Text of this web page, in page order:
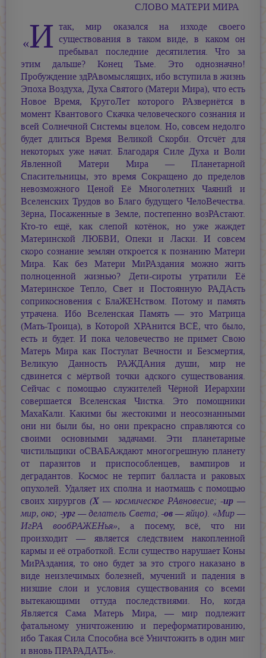
СЛОВО МАТЕРИ МИРА
«И так, мир оказался на изходе своего
существования в таком виде, в каком он
пребывал последние десятилетия. Что за
этим дальше? Конец Тьме. Это однозначно!
Пробуждение здРАвомыслящих, ибо вступила в жизнь
Эпоха Воздуха, Духа Святого (Матери Мира), что есть
Новое Время, КругоЛет которого РАзвернётся в
момент Квантового Скачка человеческого сознания и
всей Солнечной Системы вцелом. Но, совсем недолго
будет длиться Время Великой Скорби. Отсчёт для
некоторых уже начат. Благодаря Силе Духа и Воли
Явленной Матери Мира — Планетарной
Спасительницы, это время Сокращено до пределов
невозможного Ценой Её Многолетних Чаяний и
Вселенских Трудов во Благо будущего ЧелоВечества.
Зёрна, Посаженные в Земле, постепенно возРАстают.
Кто-то ещё, как слепой котёнок, но уже жаждет
Материнской ЛЮБВИ, Опеки и Ласки. И совсем
скоро сознание землян откроется к познанию Матери
Мира. Как без Матери МиРАздания можно жить
полноценной жизнью? Дети-сироты утратили Её
Материнское Тепло, Свет и Постоянную РАДАсть
соприкосновения с БлаЖЕНством. Потому и память
утрачена. Ибо Вселенская Память — это Матрица
(Мать-Троица), в Которой ХРАнится ВСЁ, что было,
есть и будет. И пока человечество не примет Свою
Матерь Мира как Постулат Вечности и Безсмертия,
Великую Данность РАЖДАния души, мир не
сдвинется с мёртвой точки адского существования.
Сейчас с помощью служителей Чёрной Иерархии
совершается Вселенская Чистка. Это помощники
МахаКали. Какими бы жестокими и неосознанными
они ни были бы, но они прекрасно справляются со
своими основными задачами. Эти планетарные
чистильщики оСВАБАждают многогрешную планету
от паразитов и приспособленцев, вампиров и
деградантов. Космос не терпит балласта и раковых
опухолей. Удаляет их сполна и наотмашь с помощью
своих хирургов(Х — космическое РАвновесие; -ир—
мир, око; -ург— делатель Света; -ов— яйцо). «Мир —
ИгРА вообРАЖЕНья», а посему, всё, что ни
произходит — является следствием накопленной
кармы и её отработкой. Если существо нарушает Коны
МиРАздания, то оно будет за это строго наказано в
виде неизлечимых болезней, мучений и падения в
низшие слои и условия существования со всеми
вытекающими оттуда последствиями. Но, когда
Является Сама Матерь Мира, — мир подлежит
фатальному уничтожению и переформатированию,
ибо Такая Сила Способна всё Уничтожить в один миг
и вновь ПРАРАДАТЬ».